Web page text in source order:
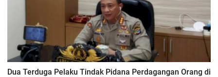
Dua Terduga Pelaku Tindak Pidana Perdagangan Orang di